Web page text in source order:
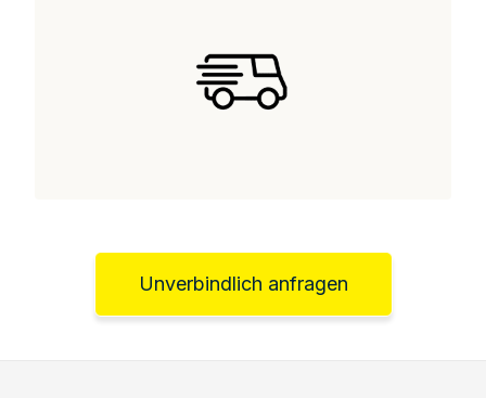
Unverbindlich anfragen